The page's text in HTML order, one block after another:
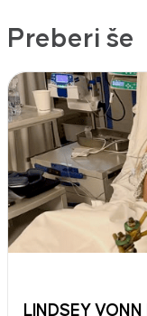
Preberi še
LINDSEY